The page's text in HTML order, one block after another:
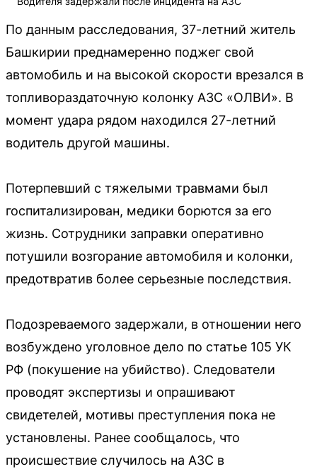
По данным расследования, 37-летний житель
Башкирии преднамеренно поджег свой
автомобиль и на высокой скорости врезался в
топливораздаточную колонку АЗС «ОЛВИ». В
момент удара рядом находился 27-летний
водитель другой машины.
Потерпевший с тяжелыми травмами был
госпитализирован, медики борются за его
жизнь. Сотрудники заправки оперативно
потушили возгорание автомобиля и колонки,
предотвратив более серьезные последствия.
Подозреваемого задержали, в отношении него
возбуждено уголовное дело по статье 105 УК
РФ (покушение на убийство). Следователи
проводят экспертизы и опрашивают
свидетелей, мотивы преступления пока не
установлены. Ранее сообщалось, что
происшествие случилось на АЗС в